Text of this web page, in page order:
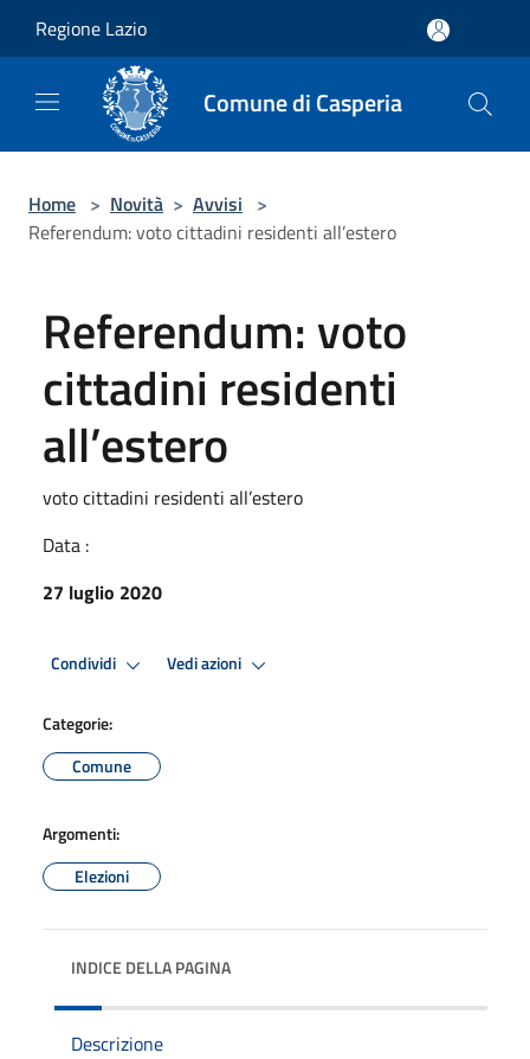
Regione Lazio
Comune di Casperia
Home > Novità > Avvisi >
Referendum: voto cittadini residenti all’estero
Referendum: voto
cittadini residenti
all’estero
voto cittadini residenti all’estero
Data :
27 luglio 2020
Condividi Vedi azioni
Categorie:
Comune
Argomenti:
Elezioni
INDICE DELLA PAGINA
Descrizione